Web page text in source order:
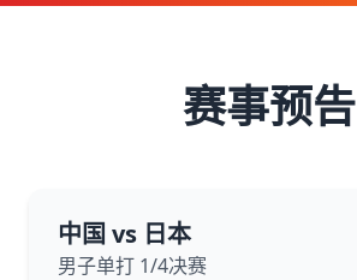
赛事预告
中国 vs 日本
男子单打 1/4决赛